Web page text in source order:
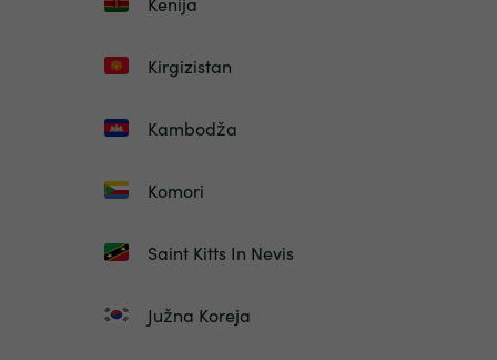
Kirgizistan
Kambodža
Komori
Saint Kitts In Nevis
Južna Koreja